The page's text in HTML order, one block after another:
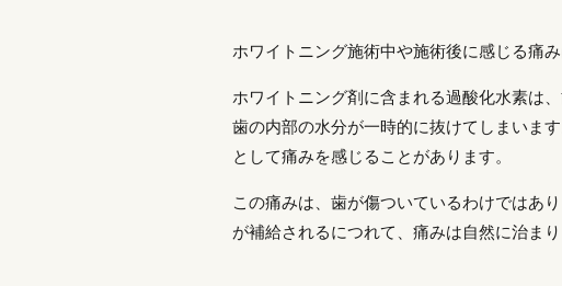
ホワイトニング施術中や施術後に感じる痛
ホワイトニング剤に含まれる過酸化水素は
歯の内部の水分が一時的に抜けてしまいま
として痛みを感じることがあります。
この痛みは、歯が傷ついているわけではあ
が補給されるにつれて、痛みは自然に治まり